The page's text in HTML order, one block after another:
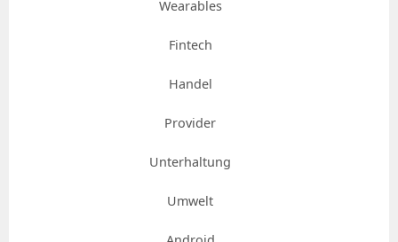
Wearables
Fintech
Handel
Provider
Unterhaltung
Umwelt